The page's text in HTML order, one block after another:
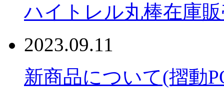
ハイトレル丸棒在庫
2023.09.11
新商品について(摺動